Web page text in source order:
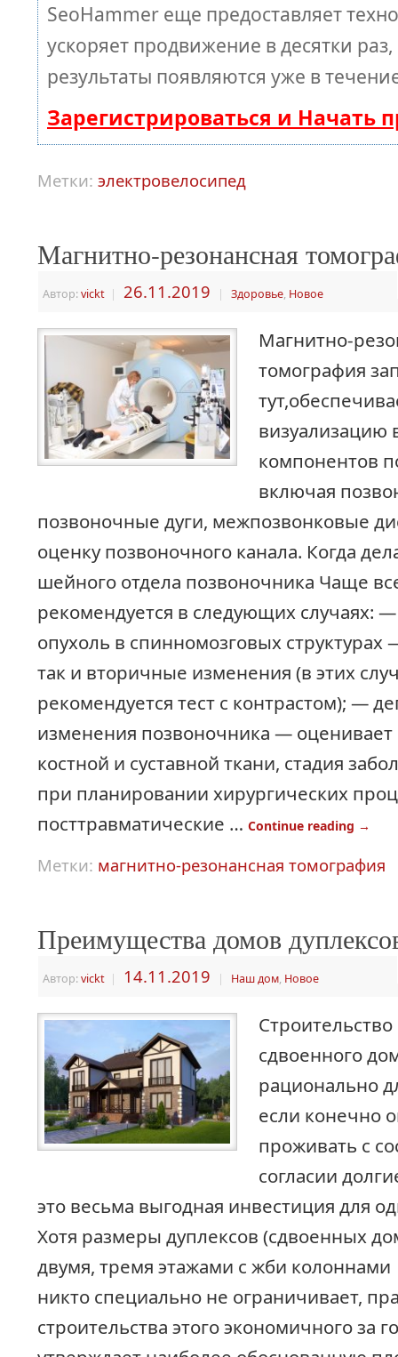
SeoHammer еще предоставляет
ускоряет продвижение в десятки
результаты появляются уже в
Зарегистрироваться и Начать
Метки: электровелосипед
Магнитно-резонансная
Автор:vickt | 26.11.2019 | Здоровье, Новое
Магнитно-
томография
визуализацию
компонентов
включая
позвоночные дуги, межпозвонковые
оценку позвоночного канала. Когда
шейного отдела позвоночника Чаще
рекомендуется в следующих случаях:
опухоль в спинномозговых
так и вторичные изменения (в этих
рекомендуется тест с контрастом); —
изменения позвоночника — оценивает
костной и суставной ткани, стадия
при планировании хирургических
посттравматические … Continue reading →
Метки: магнитно-резонансная томография
Преимущества домов
Автор:vickt | 14.11.2019 | Наш дом, Новое
сдвоенного
рационально
если конечно
проживать с
согласии
это весьма выгодная инвестиция для
Хотя размеры дуплексов (сдвоенных
двумя, тремя этажами с жби
никто специально не ограничивает,
строительства этого экономичного за